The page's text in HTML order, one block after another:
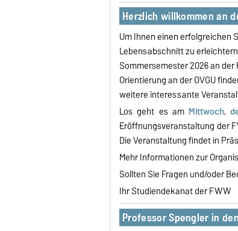
Herzlich willkommen an
Um Ihnen einen erfolgreichen
Lebensabschnitt zu
Sommersemester 2026 an
Orientierung an der OVGU
weitere interessante
Los geht es am Mittwoch,
Eröffnungsveranstaltung der
Die Veranstaltung findet in
Mehr Informationen zur
Sollten Sie Fragen und/oder
Ihr Studiendekanat der FWW
Professor Spengler in